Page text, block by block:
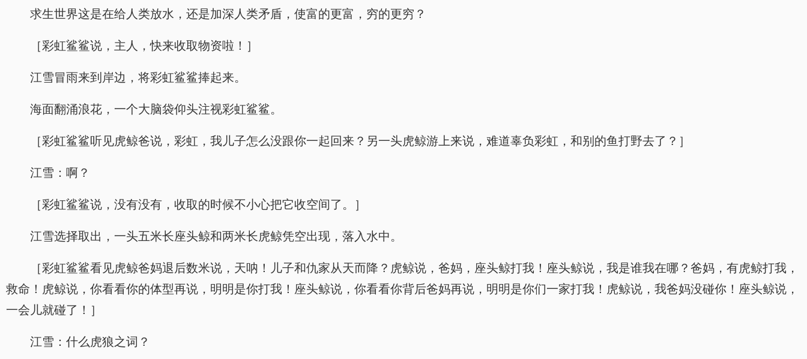
求生世界这是在给人类放水，还是加深人类矛盾，使富的更富，穷的更穷？
［彩虹鲨鲨说，主人，快来收取物资啦！］
江雪冒雨来到岸边，将彩虹鲨鲨捧起来。
海面翻涌浪花，一个大脑袋仰头注视彩虹鲨鲨。
［彩虹鲨鲨听见虎鲸爸说，彩虹，我儿子怎么没跟你一起回来？另一头虎鲸游上来说，难道辜负彩虹，和别的鱼打野去了？］
江雪：啊？
［彩虹鲨鲨说，没有没有，收取的时候不小心把它收空间了。］
江雪选择取出，一头五米长座头鲸和两米长虎鲸凭空出现，落入水中。
［彩虹鲨鲨看见虎鲸爸妈退后数米说，天呐！儿子和仇家从天而降？虎鲸说，爸妈，座头鲸打我！座头鲸说，我是谁我在哪？爸妈，有虎鲸打我，
救命！虎鲸说，你看看你的体型再说，明明是你打我！座头鲸说，你看看你背后爸妈再说，明明是你们一家打我！虎鲸说，我爸妈没碰你！座头鲸说，
一会儿就碰了！］
江雪：什么虎狼之词？